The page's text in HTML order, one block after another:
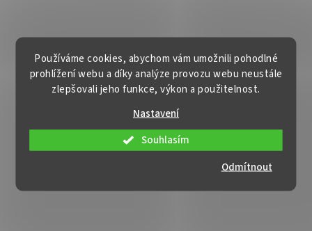
Používáme cookies, abychom vám umožnili pohodlné
prohlížení webu a díky analýze provozu webu neustále
zlepšovali jeho funkce, výkon a použitelnost.
Nastavení
Odmítnout
Souhlasím